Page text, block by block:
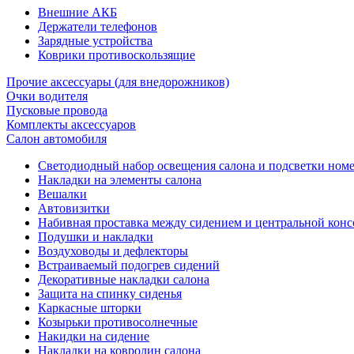
Внешние АКБ
Держатели телефонов
Зарядные устройства
Коврики противоскользящие
Прочие аксессуары (для внедорожников)
Очки водителя
Пусковые провода
Комплекты аксессуаров
Салон автомобиля
Светодиодный набор освещения салона и подсветки
Накладки на элементы салона
Вешалки
Автовизитки
Набивная проставка между сидением и центральной
Подушки и накладки
Воздуховоды и дефлекторы
Встраиваемый подогрев сидений
Декоративные накладки салона
Защита на спинку сиденья
Каркасные шторки
Козырьки противосолнечные
Накидки на сидение
Накладки на ковролин салона